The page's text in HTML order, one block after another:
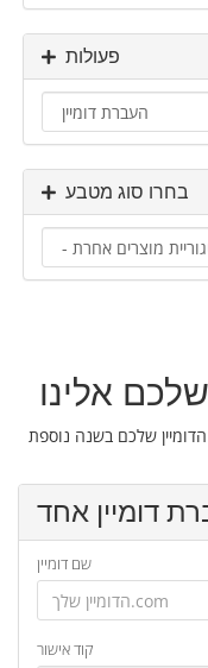
פעולות
בחרו סוג מטבע
אלינו
דומיין אחד
שם דומיין
קוד אישור